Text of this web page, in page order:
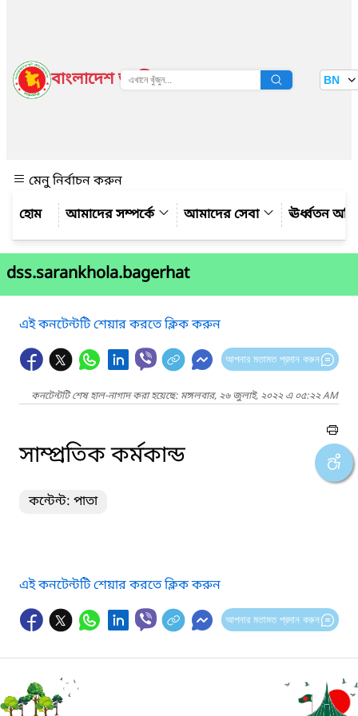
বাংলাদেশ জাতীয় তথ্য বাতায়ন BN
মেনু নির্বাচন করুন
আমাদের সম্পর্কে
আমাদের সেবা ঊর্ধ্বতন
dss.sarankhola.bagerhat
এই কনটেন্টটি শেয়ার করতে ক্লিক করুন
আপনার মতামত প্রদান করুন
কনটেন্টটি শেষ হাল-নাগাদ করা হয়েছে: মঙ্গলবার, ২৬ জুলাই, ২০২২ এ ০৫:২২ AM
সাম্প্রতিক কর্মকান্ড
কন্টেন্ট: পাতা
এই কনটেন্টটি শেয়ার করতে ক্লিক করুন
আপনার মতামত প্রদান করুন